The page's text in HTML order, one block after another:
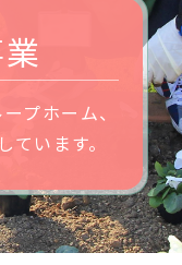
プホーム、
います。